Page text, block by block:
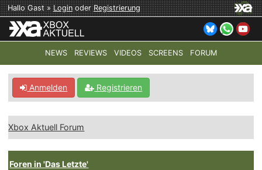
Hallo Gast »LoginoderRegistrierung
NEWS REVIEWS VIDEOS SCREENS FORUM
TOP-THEMEN: COD: MODERN WARFARE 4 HALO:
Anmelden Registrieren
Xbox Aktuell Forum
Foren in 'Das Letzte'